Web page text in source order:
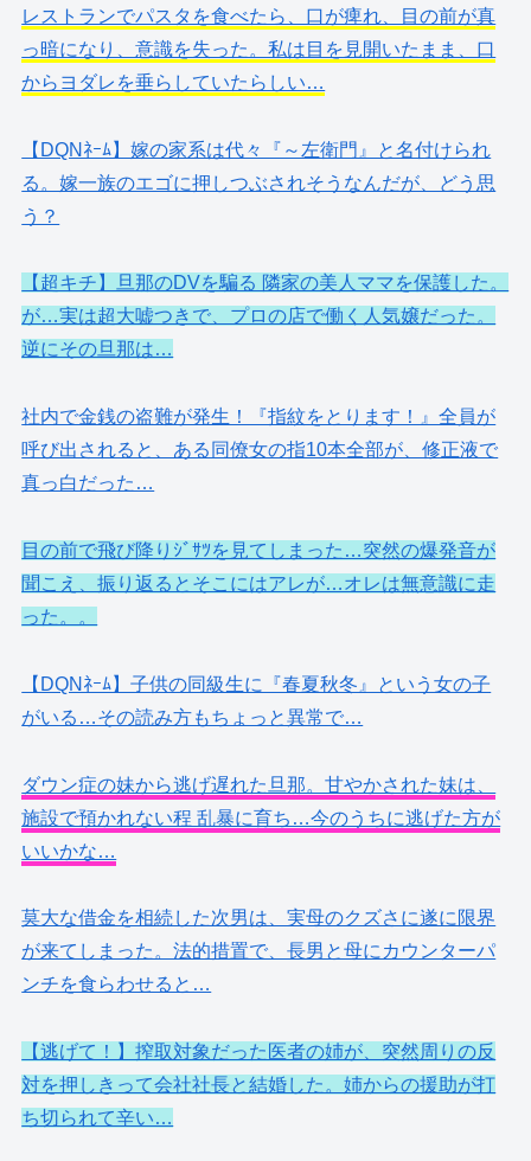
レストランでパスタを食べたら、口が痺れ、目の前が真
っ暗になり、意識を失った。私は目を見開いたまま、口
からヨダレを垂らしていたらしい…
【DQNﾈｰﾑ】嫁の家系は代々『～左衛門』と名付けられ
る。嫁一族のエゴに押しつぶされそうなんだが、どう思
う？
【超キチ】旦那のDVを騙る 隣家の美人ママを保護した。
が…実は超大嘘つきで、プロの店で働く人気嬢だった。
逆にその旦那は…
社内で金銭の盗難が発生！『指紋をとります！』全員が
呼び出されると、ある同僚女の指10本全部が、修正液で
真っ白だった…
目の前で飛び降りｼﾞｻﾂを見てしまった…突然の爆発音が
聞こえ、振り返るとそこにはアレが…オレは無意識に走
った。。
【DQNﾈｰﾑ】子供の同級生に『春夏秋冬』という女の子
がいる…その読み方もちょっと異常で…
ダウン症の妹から逃げ遅れた旦那。甘やかされた妹は、
施設で預かれない程 乱暴に育ち…今のうちに逃げた方が
いいかな…
莫大な借金を相続した次男は、実母のクズさに遂に限界
が来てしまった。法的措置で、長男と母にカウンターパ
ンチを食らわせると…
【逃げて！】搾取対象だった医者の姉が、突然周りの反
対を押しきって会社社長と結婚した。姉からの援助が打
ち切られて辛い…